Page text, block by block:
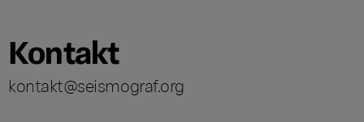
Kontakt
kontakt@seismograf.org